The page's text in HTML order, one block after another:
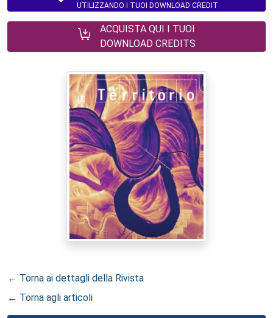
UTILIZZANDO I TUOI DOWNLOAD CREDIT
ACQUISTA QUI I TUOI
DOWNLOAD CREDITS
← Torna ai dettagli della Rivista
← Torna agli articoli